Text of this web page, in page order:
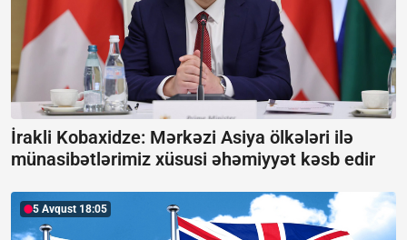
İrakli Kobaxidze: Mərkəzi Asiya ölkələri ilə
münasibətlərimiz xüsusi əhəmiyyət kəsb edir
5 Avqust 18:05